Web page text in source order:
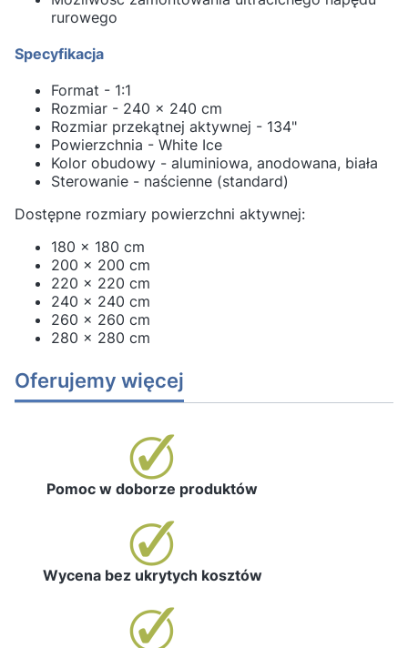
rurowego
Specyfikacja
Format - 1:1
Rozmiar - 240 x 240 cm
Rozmiar przekątnej aktywnej - 134"
Powierzchnia - White Ice
Kolor obudowy - aluminiowa, anodowana, biała
Sterowanie - naścienne (standard)
Dostępne rozmiary powierzchni aktywnej:
180 x 180 cm
200 x 200 cm
220 x 220 cm
240 x 240 cm
260 x 260 cm
280 x 280 cm
Oferujemy więcej
Pomoc w doborze produktów
Wycena bez ukrytych kosztów